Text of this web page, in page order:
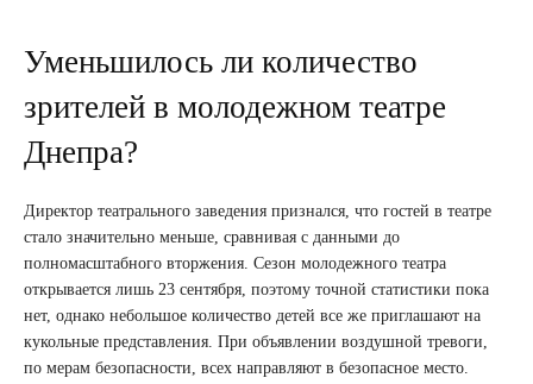
Уменьшилось ли количество
зрителей в молодежном театре
Днепра?
Директор театрального заведения признался, что гостей в театре
стало значительно меньше, сравнивая с данными до
полномасштабного вторжения. Сезон молодежного театра
открывается лишь 23 сентября, поэтому точной статистики пока
нет, однако небольшое количество детей все же приглашают на
кукольные представления. При объявлении воздушной тревоги,
по мерам безопасности, всех направляют в безопасное место.